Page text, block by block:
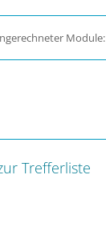
Module:
Trefferliste